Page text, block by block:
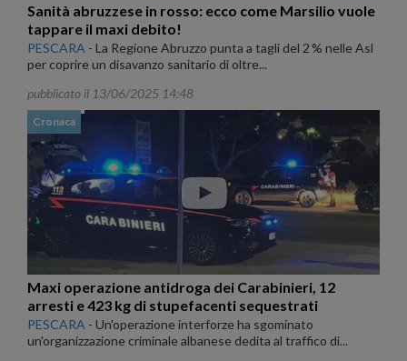
Sanità abruzzese in rosso: ecco come Marsilio vuole
tappare il maxi debito!
PESCARA - La Regione Abruzzo punta a tagli del 2 % nelle Asl
per coprire un disavanzo sanitario di oltre...
pubblicato il 13/06/2025 14:48
Cronaca
Maxi operazione antidroga dei Carabinieri, 12
arresti e 423 kg di stupefacenti sequestrati
PESCARA - Un'operazione interforze ha sgominato
un'organizzazione criminale albanese dedita al traffico di...